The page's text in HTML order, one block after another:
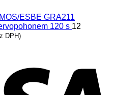
ESBE GRA211
120 s 12
DPH)